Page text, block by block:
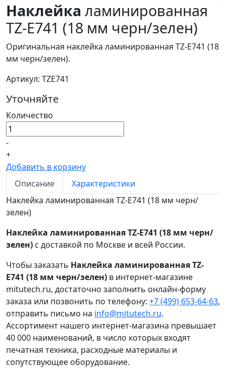
Наклейка ламинированная
TZ-E741 (18 мм черн/зелен)
Оригинальная наклейка ламинированная TZ-E741 (18
мм черн/зелен).
Артикул: TZE741
Уточняйте
Количество
-
+
Добавить в корзину
Описание
Характеристики
Наклейка ламинированная TZ-E741 (18 мм черн/
зелен)
Наклейка ламинированная TZ-E741 (18 мм черн/
зелен) с доставкой по Москве и всей России.
Чтобы заказать Наклейка ламинированная TZ-
E741 (18 мм черн/зелен) в интернет-магазине
mitutech.ru, достаточно заполнить онлайн-форму
заказа или позвонить по телефону: +7 (499) 653-64-63,
отправить письмо на info@mitutech.ru.
Ассортимент нашего интернет-магазина превышает
40 000 наименований, в число которых входят
печатная техника, расходные материалы и
сопутствующее оборудование.